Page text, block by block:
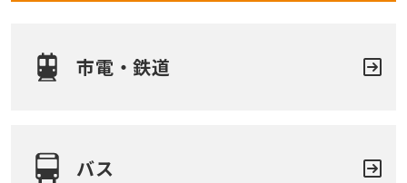
市電・鉄道
バス